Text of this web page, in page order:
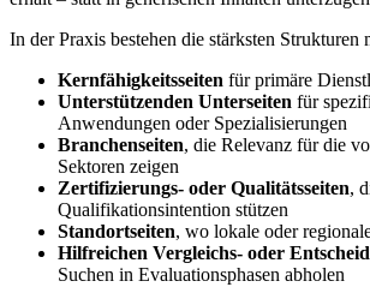
In der Praxis bestehen die stärksten Strukturen
Kernfähigkeitsseiten für primäre
Unterstützenden Unterseiten für
Anwendungen oder Spezialisierungen
Branchenseiten, die Relevanz für die
Sektoren zeigen
Zertifizierungs- oder Qualitätsseiten,
Qualifikationsintention stützen
Standortseiten, wo lokale oder
Hilfreichen Vergleichs- oder
Suchen in Evaluationsphasen abholen